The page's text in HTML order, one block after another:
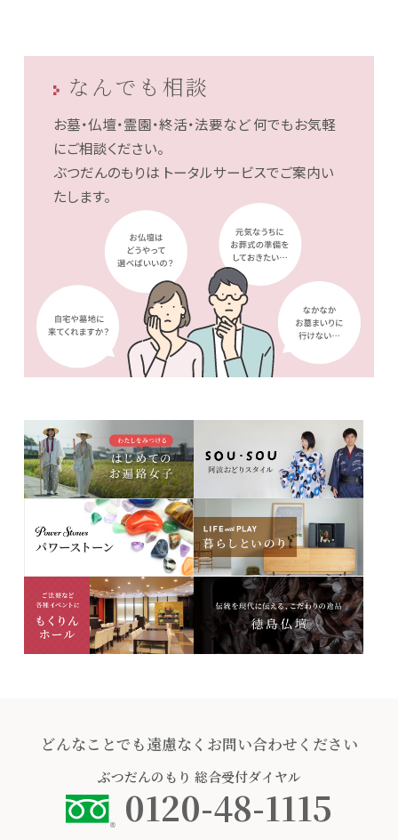
なんでも相談
お墓・仏壇・霊園・終活・法要など何でもお気軽
にご相談ください。
ぶつだんのもりは トータルサービスでご案内い
たします。
どんなことでも遠慮なくお問い合わせください
ぶつだんのもり 総合受付ダイヤル
0120-48-1115